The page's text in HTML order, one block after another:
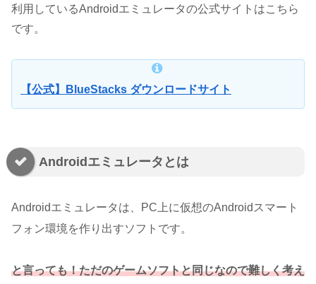
利用しているAndroidエミュレータの公式サイトはこちら
です。
【公式】BlueStacks ダウンロードサイト
Androidエミュレータとは
Androidエミュレータは、PC上に仮想のAndroidスマート
フォン環境を作り出すソフトです。
と言っても！ただのゲームソフトと同じなので難しく考え